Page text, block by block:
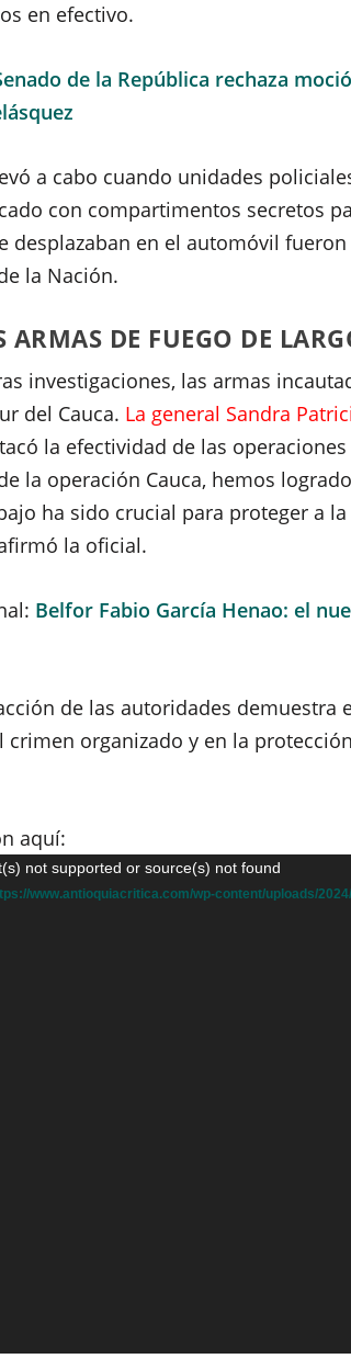
en efectivo.
de la República rechaza
a cabo cuando unidades
con compartimentos secretos
desplazaban en el automóvil
la Nación.
ARMAS DE FUEGO DE
investigaciones, las armas
del Cauca. La general Sandra
la efectividad de las
la operación Cauca, hemos
ha sido crucial para proteger a
la oficial.
Belfor Fabio García Henao: el
de las autoridades
crimen organizado y en la
aquí:
not supported or source(s) not found
www.antioquiacritica.com/wp-content/uploads/